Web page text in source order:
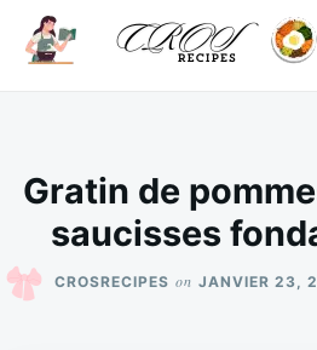
SkipSearch
for:
Gratin de
saucisses
CROSRECIPES on JANVIER 23,